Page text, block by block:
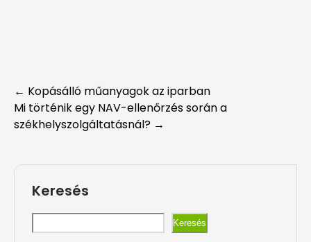
Post
navigation
← Kopásálló műanyagok az iparban
Mi történik egy NAV-ellenőrzés során a
székhelyszolgáltatásnál? →
Keresés
Keresés